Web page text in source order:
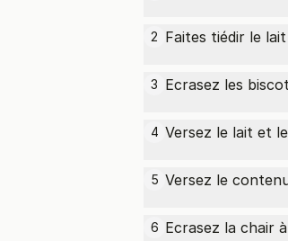
2 Faites tiédir le
3 Ecrasez les
4 Versez le lait et le
5 Versez le
6 Ecrasez la chair